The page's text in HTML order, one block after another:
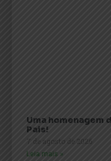
Uma homenagem
Pais!
7 de agosto de 2026
Leia mais »